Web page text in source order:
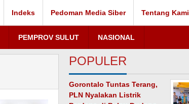
Indeks Pedoman Media Siber Tentang Kami
PEMPROV SULUT NASIONAL
POPULER
Gorontalo Tuntas Terang,
PLN Nyalakan Listrik